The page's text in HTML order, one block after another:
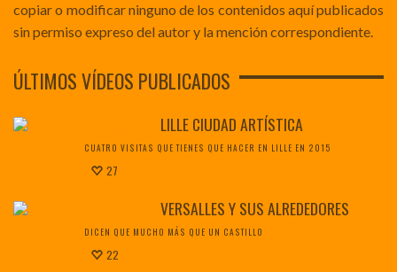
copiar o modificar ninguno de los contenidos aquí publicados
sin permiso expreso del autor y la mención correspondiente.
ÚLTIMOS VÍDEOS PUBLICADOS
LILLE CIUDAD ARTÍSTICA
CUATRO VISITAS QUE TIENES QUE HACER EN LILLE EN 2015
27
VERSALLES Y SUS ALREDEDORES
DICEN QUE MUCHO MÁS QUE UN CASTILLO
22